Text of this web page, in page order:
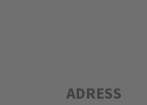
ADRESS